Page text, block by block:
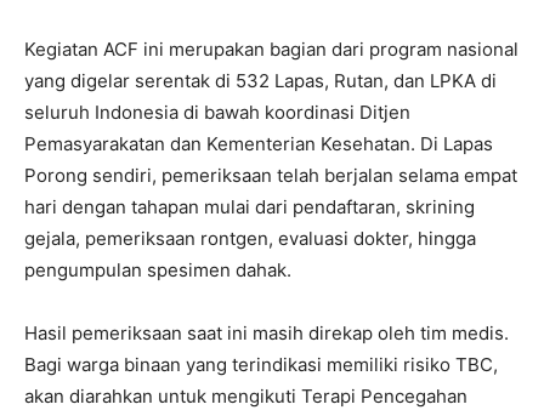
Kegiatan ACF ini merupakan bagian dari program nasional
yang digelar serentak di 532 Lapas, Rutan, dan LPKA di
seluruh Indonesia di bawah koordinasi Ditjen
Pemasyarakatan dan Kementerian Kesehatan. Di Lapas
Porong sendiri, pemeriksaan telah berjalan selama empat
hari dengan tahapan mulai dari pendaftaran, skrining
gejala, pemeriksaan rontgen, evaluasi dokter, hingga
pengumpulan spesimen dahak.
Hasil pemeriksaan saat ini masih direkap oleh tim medis.
Bagi warga binaan yang terindikasi memiliki risiko TBC,
akan diarahkan untuk mengikuti Terapi Pencegahan